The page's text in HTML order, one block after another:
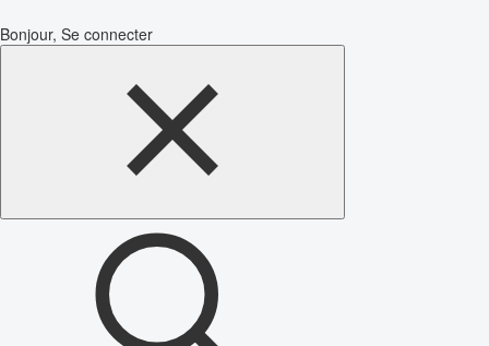
Bonjour, Se connecter